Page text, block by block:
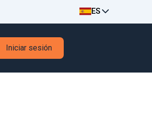
ES
Iniciar sesión